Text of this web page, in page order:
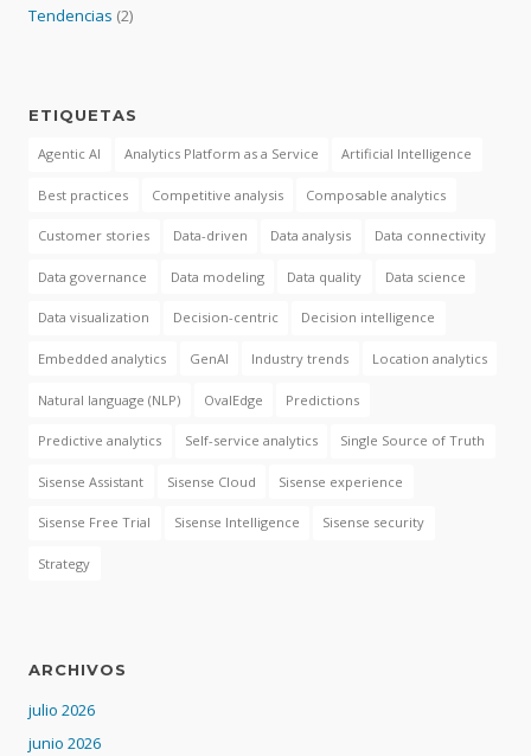
Tendencias (2)
ETIQUETAS
Agentic AI Analytics Platform as a Service Artificial Intelligence
Best practices Competitive analysis Composable analytics
Customer stories Data-driven Data analysis Data connectivity
Data governance Data modeling Data quality Data science
Data visualization Decision-centric Decision intelligence
Embedded analytics GenAI Industry trends Location analytics
Natural language (NLP) OvalEdge Predictions
Predictive analytics Self-service analytics Single Source of Truth
Sisense Assistant Sisense Cloud Sisense experience
Sisense Free Trial Sisense Intelligence Sisense security
Strategy
ARCHIVOS
julio 2026
junio 2026